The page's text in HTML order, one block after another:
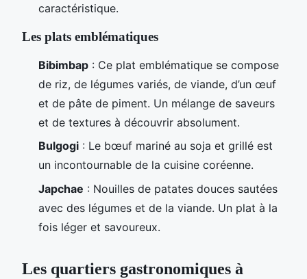
caractéristique.
Les plats emblématiques
Bibimbap : Ce plat emblématique se compose
de riz, de légumes variés, de viande, d’un œuf
et de pâte de piment. Un mélange de saveurs
et de textures à découvrir absolument.
Bulgogi : Le bœuf mariné au soja et grillé est
un incontournable de la cuisine coréenne.
Japchae : Nouilles de patates douces sautées
avec des légumes et de la viande. Un plat à la
fois léger et savoureux.
Les quartiers gastronomiques à